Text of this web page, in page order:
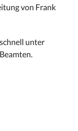
von Frank
unter